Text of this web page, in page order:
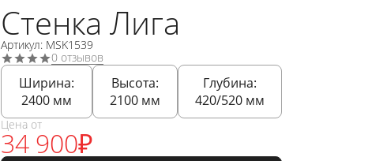
Стенка Лига
Артикул: MSK1539
0 отзывов
Ширина:
2400мм
Высота:
2100 мм
Глубина:
420/520 мм
Цена от
34 900₽